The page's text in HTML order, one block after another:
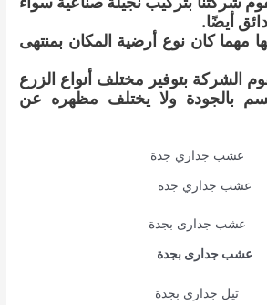
أيضًا.
مهما كان نوع أرضية المكان بمنتهى
الشركة بتوفير مختلف أنواع الزرع
بالجودة ولا يختلف مظهره عن
عشب جداري جدة
عشب جدارى بجدة